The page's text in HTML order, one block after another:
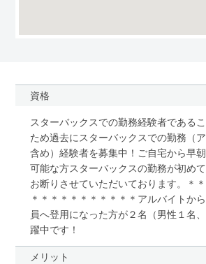
資格
スターバックスでの勤務経験者である
ため過去にスターバックスでの勤務（
含め）経験者を募集中！ご自宅から早
可能な方スターバックスの勤務が初め
お断りさせていただいております。＊
＊＊＊＊＊＊＊＊＊＊＊アルバイトか
員へ登用になった方が２名（男性１名
躍中です！
メリット